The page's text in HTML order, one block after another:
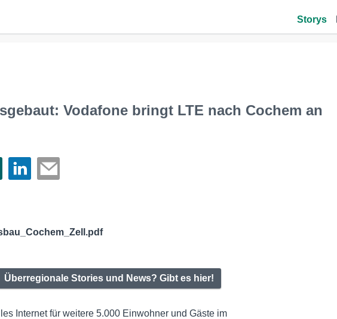
Storys
Vodafone bringt LTE nach Cochem an
Überregionale Stories und News? Gibt es hier!
Internet für weitere 5.000 Einwohner und Gäste im